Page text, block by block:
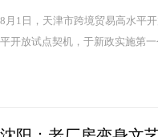
8月1日，天津市跨境贸易高水平
平开放试点契机，于新政实施第